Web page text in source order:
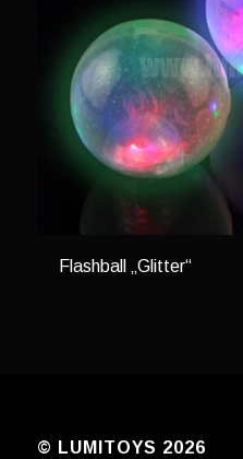
Flashball „Glitter“
© LUMITOYS 2026